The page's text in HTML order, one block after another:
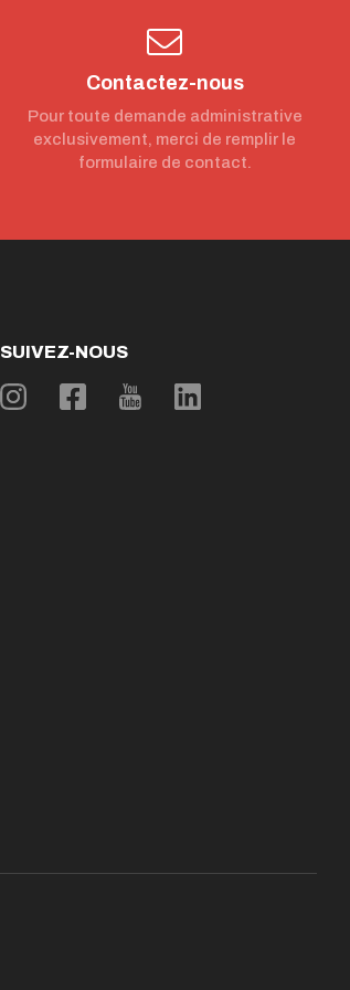
Contactez-nous
Pour toute demande administrative
exclusivement, merci de remplir le
formulaire de contact.
SUIVEZ-NOUS